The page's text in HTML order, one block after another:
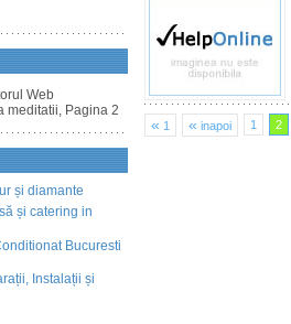
Web
meditatii, Pagina 2
și diamante
și catering in
Bucuresti
Instalații și
« 1 « inapoi 1 2